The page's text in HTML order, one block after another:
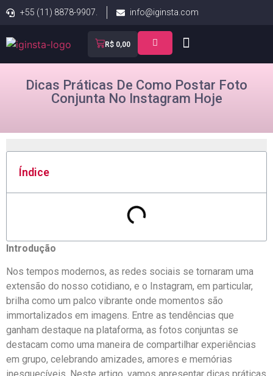
+55 (11) 8878-9907. info@iginsta.com
R$ 0,00
Dicas Práticas De Como Postar Foto
Conjunta No Instagram Hoje
Índice
Introdução
Nos tempos modernos,⁤ as redes sociais se tornaram uma
⁤extensão ⁢do nosso cotidiano, e o Instagram, ‌em particular,
brilha como um palco​ vibrante onde momentos são
immortalizados‌ em imagens. Entre⁤ as tendências que
ganham destaque⁣ na plataforma, as fotos conjuntas se
destacam como uma maneira de compartilhar experiências
em grupo, ⁣celebrando amizades, amores e ‍memórias